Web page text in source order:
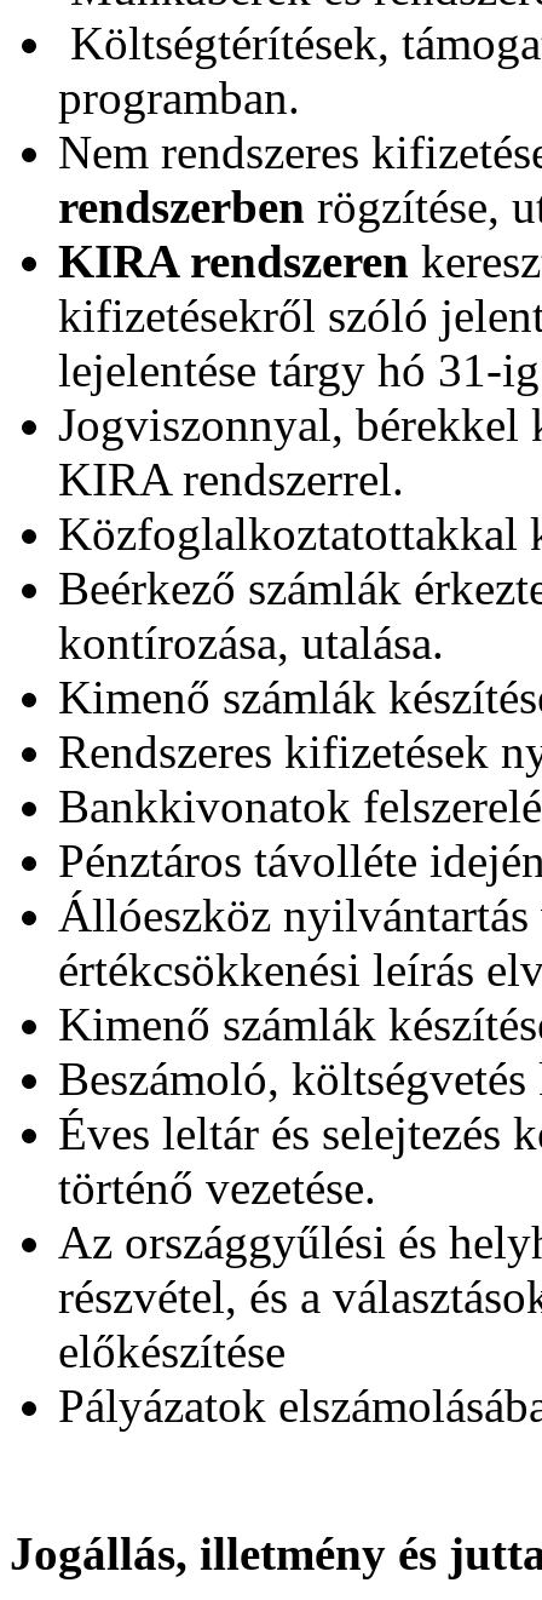
Költségtérítések,
programban.
Nem rendszeres
rendszerben rögzítése,
KIRA rendszeren
kifizetésekről szóló
lejelentése tárgy hó 31-
Jogviszonnyal, bérekkel
KIRA rendszerrel.
Közfoglalkoztatottakkal
Beérkező számlák
kontírozása, utalása.
Kimenő számlák
Rendszeres kifizetések
Bankkivonatok
Pénztáros távolléte
Állóeszköz nyilvántartás
értékcsökkenési leírás
Kimenő számlák
Beszámoló,
Éves leltár és selejtezés
történő vezetése.
Az országgyűlési és
részvétel, és a
előkészítése
Pályázatok
Jogállás, illetmény és